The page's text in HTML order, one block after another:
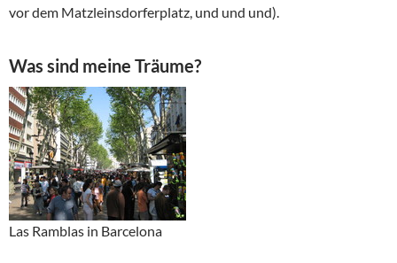
vor dem Matzleinsdorferplatz, und und und).
Was sind meine Träume?
Las Ramblas in Barcelona